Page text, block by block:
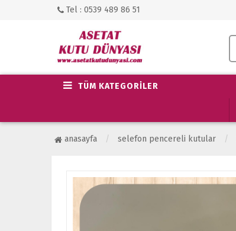
Tel : 0539 489 86 51
TÜM KATEGORİLER
anasayfa selefon pencereli kutular